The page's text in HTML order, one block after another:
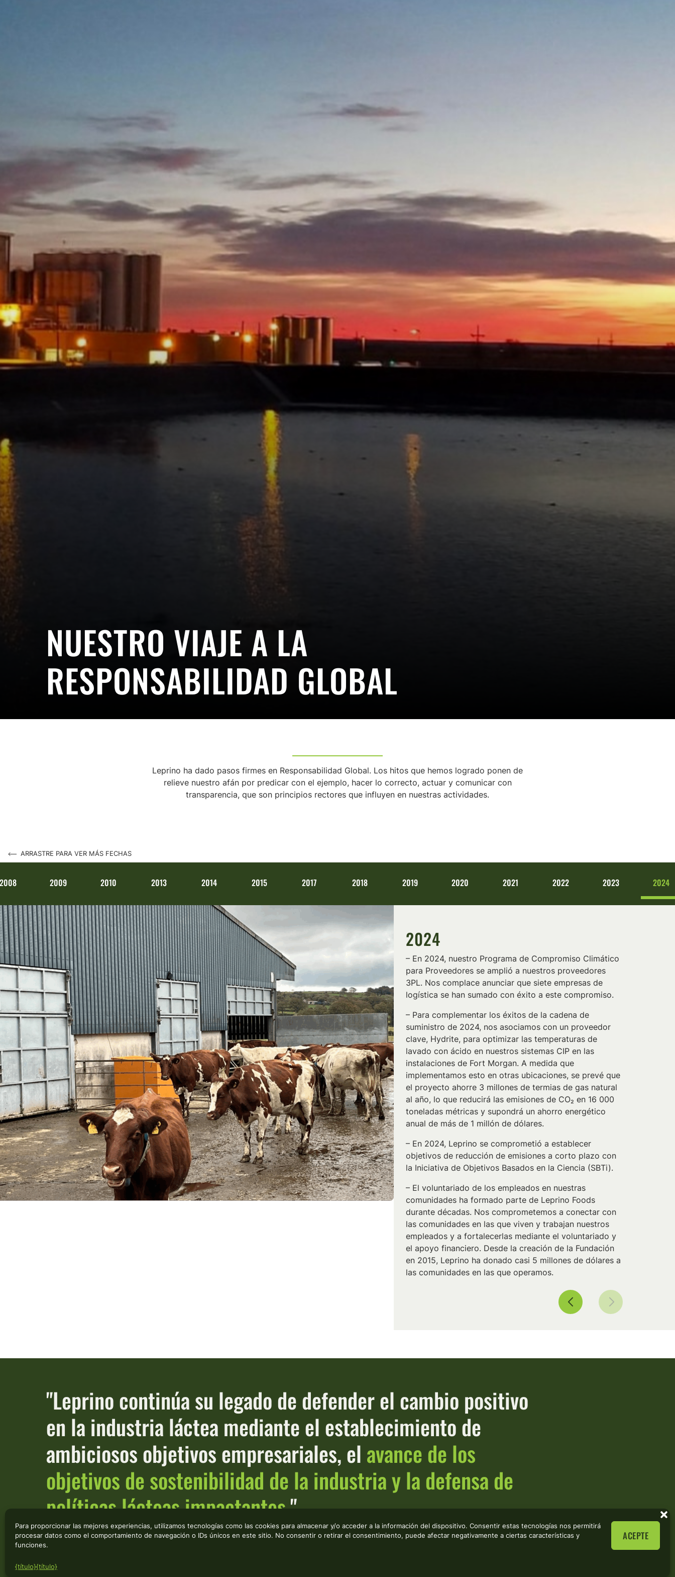
Para proporcionar las mejores experiencias, utilizamos tecnologías como las cookies para almacenar y/o acceder a la información del dispositivo. Consentir estas tecnologías nos permitirá
procesar datos como el comportamiento de navegación o IDs únicos en este sitio. No consentir o retirar el consentimiento, puede afectar negativamente a ciertas características y
funciones.
ACEPTE
{título}{título}
NUESTRO VIAJE A LA
RESPONSABILIDAD GLOBAL
Leprino ha dado pasos firmes en Responsabilidad Global. Los hitos que hemos logrado ponen de
relieve nuestro afán por predicar con el ejemplo, hacer lo correcto, actuar y comunicar con
transparencia, que son principios rectores que influyen en nuestras actividades.
ARRASTRE PARA VER MÁS FECHAS
2008 2009 2010 2013 2014 2015 2017 2018 2019 2020 2021 2022 2023 2024
2024
– En 2024, nuestro Programa de Compromiso Climático
para Proveedores se amplió a nuestros proveedores
3PL. Nos complace anunciar que siete empresas de
logística se han sumado con éxito a este compromiso.
– Para complementar los éxitos de la cadena de
suministro de 2024, nos asociamos con un proveedor
clave, Hydrite, para optimizar las temperaturas de
lavado con ácido en nuestros sistemas CIP en las
instalaciones de Fort Morgan. A medida que
implementamos esto en otras ubicaciones, se prevé que
el proyecto ahorre 3 millones de termias de gas natural
al año, lo que reducirá las emisiones de CO₂ en 16 000
toneladas métricas y supondrá un ahorro energético
anual de más de 1 millón de dólares.
– En 2024, Leprino se comprometió a establecer
objetivos de reducción de emisiones a corto plazo con
la Iniciativa de Objetivos Basados en la Ciencia (SBTi).
– El voluntariado de los empleados en nuestras
comunidades ha formado parte de Leprino Foods
durante décadas. Nos comprometemos a conectar con
las comunidades en las que viven y trabajan nuestros
empleados y a fortalecerlas mediante el voluntariado y
el apoyo financiero. Desde la creación de la Fundación
en 2015, Leprino ha donado casi 5 millones de dólares a
las comunidades en las que operamos.
"Leprino continúa su legado de defender el cambio positivo
en la industria láctea mediante el establecimiento de
ambiciosos objetivos empresariales, el avance de los
objetivos de sostenibilidad de la industria y la defensa de
políticas lácteas impactantes."
- ADAM WYLIE, DIRECTOR DE RESPONSABILIDAD GLOBAL DE LEPRINO